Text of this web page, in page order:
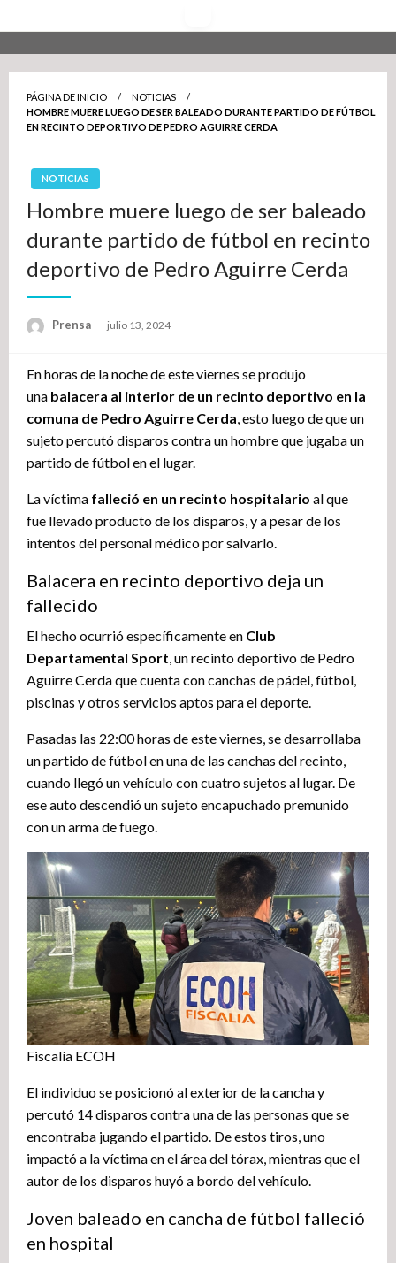
al
contenido
PÁGINA DE INICIO
NOTICIAS
HOMBRE MUERE LUEGO DE SER BALEADO DURANTE PARTIDO DE FÚTBOL
EN RECINTO DEPORTIVO DE PEDRO AGUIRRE CERDA
NOTICIAS
Hombre muere luego de ser baleado
durante partido de fútbol en recinto
deportivo de Pedro Aguirre Cerda
Prensa
Publicado
julio 13, 2024
En horas de la noche de este viernes se produjo
una balacera al interior de un recinto deportivo en la
comuna de Pedro Aguirre Cerda, esto luego de que un
sujeto percutó disparos contra un hombre que jugaba un
partido de fútbol en el lugar.
La víctima falleció en un recinto hospitalario al que
fue llevado producto de los disparos, y a pesar de los
intentos del personal médico por salvarlo.
Balacera en recinto deportivo deja un
fallecido
El hecho ocurrió específicamente en Club
Departamental Sport, un recinto deportivo de Pedro
Aguirre Cerda que cuenta con canchas de pádel, fútbol,
piscinas y otros servicios aptos para el deporte.
Pasadas las 22:00 horas de este viernes, se desarrollaba
un partido de fútbol en una de las canchas del recinto,
cuando llegó un vehículo con cuatro sujetos al lugar. De
ese auto descendió un sujeto encapuchado premunido
con un arma de fuego.
Fiscalía ECOH
El individuo se posicionó al exterior de la cancha y
percutó 14 disparos contra una de las personas que se
encontraba jugando el partido. De estos tiros, uno
impactó a la víctima en el área del tórax, mientras que el
autor de los disparos huyó a bordo del vehículo.
Joven baleado en cancha de fútbol falleció
en hospital